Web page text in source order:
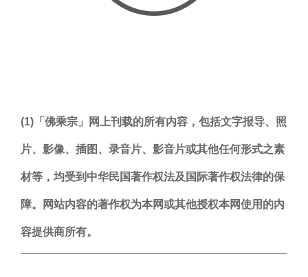
(1)「佛乘宗」网上刊载的所有内容，包括文字报导、照
片、影像、插图、录音片、影音片或其他任何形式之素
材等，均受到中华民国著作权法及国际著作权法律的保
障。网站内容的著作权为本网或其他授权本网使用的内
容提供商所有。